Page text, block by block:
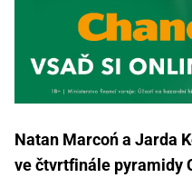
Natan Marcoń a Jarda
ve čtvrtfinále pyramidy